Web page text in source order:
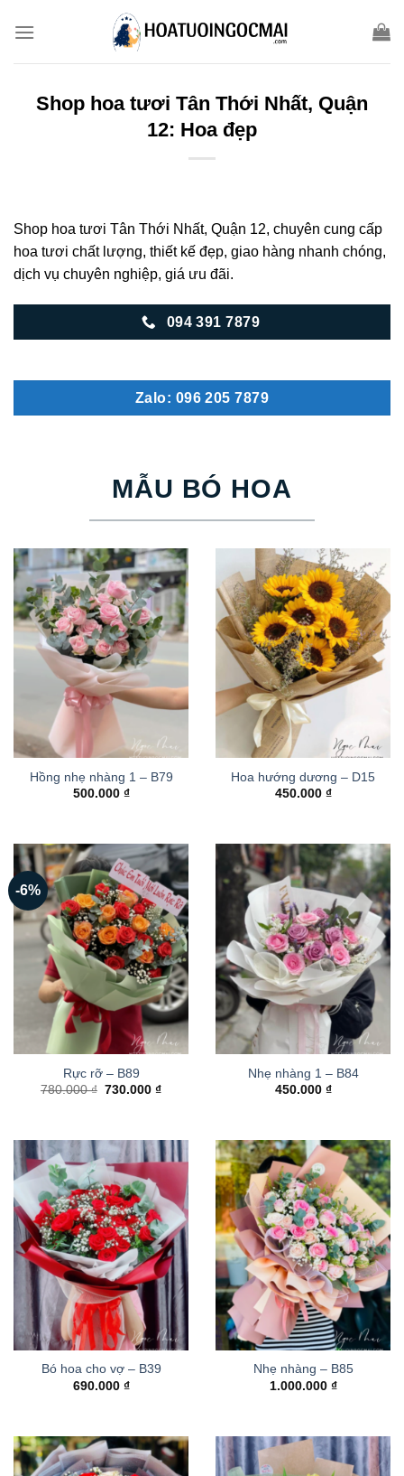
Shop hoa tươi Tân Thới Nhất, Quận
12: Hoa đẹp
Shop hoa tươi Tân Thới Nhất, Quận 12, chuyên cung cấp
hoa tươi chất lượng, thiết kế đẹp, giao hàng nhanh chóng,
dịch vụ chuyên nghiệp, giá ưu đãi.
094 391 7879
Zalo: 096 205 7879
MẪU BÓ HOA
Hồng nhẹ nhàng 1 – B79
500.000 ₫
Hoa hướng dương – D15
450.000 ₫
-6%
Rực rỡ – B89
780.000₫ Giá
730.000₫Giá
Nhẹ nhàng 1 – B84
450.000 ₫
Bó hoa cho vợ – B39
690.000 ₫
Nhẹ nhàng – B85
1.000.000 ₫